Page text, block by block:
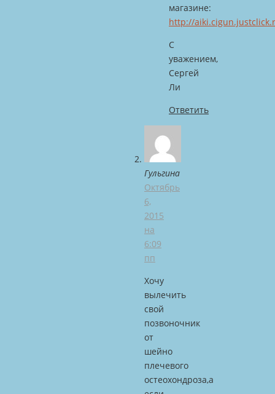
магазине:
http://
С
уважением,
Сергей
Ли
Ответить
Гульгина
Октябрь
6,
2015
на
6:09
пп
Хочу
вылечить
свой
позвоночник
от
шейно
плечевого
остеохондроза,а